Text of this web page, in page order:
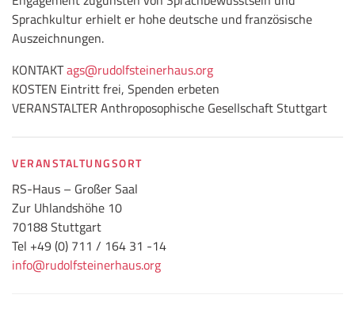
Sprachkultur erhielt er hohe deutsche und französische
Auszeichnungen.
KONTAKTags@rudolfsteinerhaus.org
KOSTEN Eintritt frei, Spenden erbeten
VERANSTALTER Anthroposophische Gesellschaft Stuttgart
VERANSTALTUNGSORT
RS-Haus – Großer Saal
Zur Uhlandshöhe 10
70188 Stuttgart
Tel +49 (0) 711 / 164 31 -14
info@rudolfsteinerhaus.org